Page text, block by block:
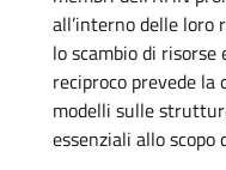
all’interno delle loro
lo scambio di risorse
reciproco prevede la
modelli sulle
essenziali allo